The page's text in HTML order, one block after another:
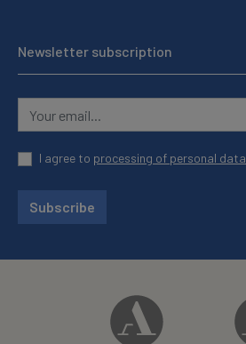
Newsletter subscription
I agree to processing of personal data
Subscribe